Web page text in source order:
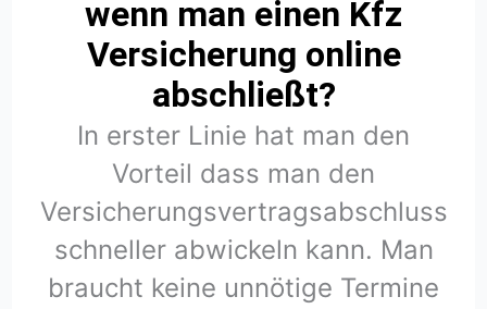
wenn man einen Kfz
Versicherung online
abschließt?
In erster Linie hat man den
Vorteil dass man den
Versicherungsvertragsabschluss
schneller abwickeln kann. Man
braucht keine unnötige Termine